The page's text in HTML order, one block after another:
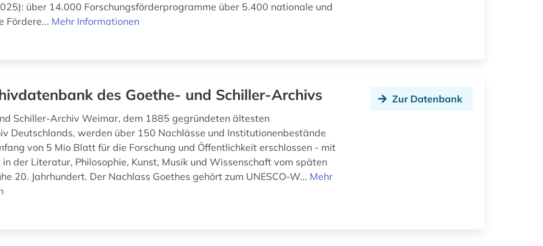
über 14.000 Forschungsförderprogramme über 5.400 nationale und
Fördere... Mehr Informationen
des Goethe- und Schiller-Archivs
Schiller-Archiv Weimar, dem 1885 gegründeten ältesten
Deutschlands, werden über 150 Nachlässe und Institutionenbestände
von 5 Mio Blatt für die Forschung und Öffentlichkeit erschlossen - mit
der Literatur, Philosophie, Kunst, Musik und Wissenschaft vom späten
20. Jahrhundert. Der Nachlass Goethes gehört zum UNESCO-W... Mehr
Zur Datenbank